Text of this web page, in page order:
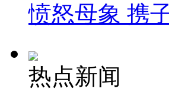
愤怒母象 携
热点新闻